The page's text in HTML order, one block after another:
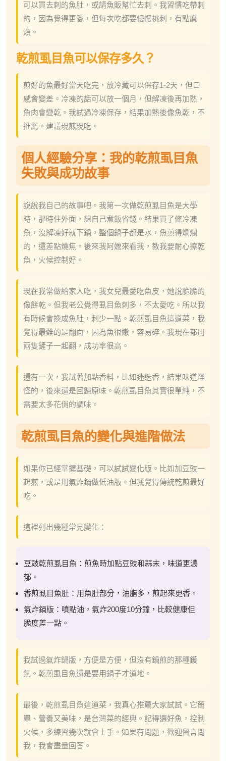
可以買去刺的魚肚，或請魚販幫忙去刺。我習慣吃帶刺
的，因為覺得更香，但每次吃都要慢慢挑刺，有點麻
煩。
乾煎虱目魚可以保存多久？
煎好的魚最好當天吃完，放冷藏可以保存1-2天，但口
感會變差。冷凍的話可以放一個月，但解凍後再加熱，
魚肉會變乾。我試過冷凍保存，結果加熱後像魚乾，不
推薦。建議現煎現吃。
個人經驗分享：我的乾煎虱目魚
失敗與成功故事
說說我自己的故事吧。我第一次做乾煎虱目魚是大學
時，那時住外面，想自己煮飯省錢。結果買了條冷凍
魚，沒解凍好就下鍋，整個鍋子都是水，魚煎得爛爛
的，還差點燒焦。後來我阿嬷來看我，教我要耐心擦乾
魚，火候控制好。
現在我常做給家人吃，我女兒最愛吃魚皮，她說脆脆的
像餅乾。但我老公覺得虱目魚刺多，不太愛吃。所以我
有時候會換成魚肚，刺少一點。乾煎虱目魚這道菜，我
覺得最難的是翻面，因為魚很嫩，容易碎。我現在都用
兩隻鏟子一起翻，成功率很高。
還有一次，我試著加點香料，比如迷迭香，結果味道怪
怪的，後來還是回歸原味。乾煎虱目魚其實很單純，不
需要太多花俏的調味。
乾煎虱目魚的變化與進階做法
如果你已經掌握基礎，可以試試變化版。比如加豆豉一
起煎，或是用氣炸鍋做低油版。但我覺得傳統乾煎最好
吃。
這裡列出幾種常見變化：
豆豉乾煎虱目魚：煎魚時加點豆豉和蒜末，味道更濃
郁。
香煎虱目魚肚：用魚肚部分，油脂多，煎起來更香。
氣炸鍋版：噴點油，氣炸200度10分鐘，比較健康但
脆度差一點。
我試過氣炸鍋版，方便是方便，但沒有鍋煎的那種鑊
氣。乾煎虱目魚還是要用鍋子才道地。
最後，乾煎虱目魚這道菜，我真心推薦大家試試。它簡
單、營養又美味，是台灣菜的經典。記得選好魚，控制
火候，多練習幾次就會上手。如果有問題，歡迎留言問
我，我會盡量回答。